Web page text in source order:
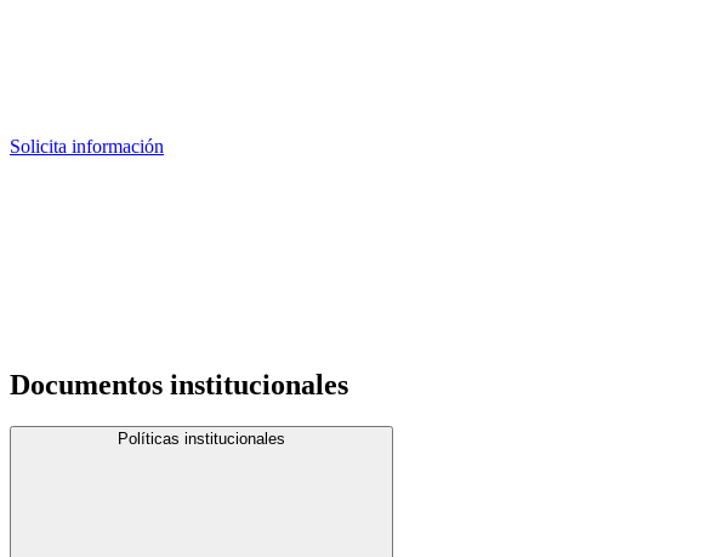
Solicita información
Documentos institucionales
Políticas institucionales